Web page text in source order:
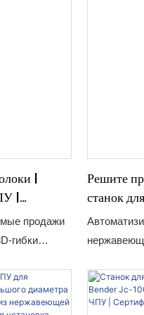
в
и
Оснащённый
проволоки
|
|
продажи
гибки
3D-гибки
Решите
станок
Система
1000
Компания